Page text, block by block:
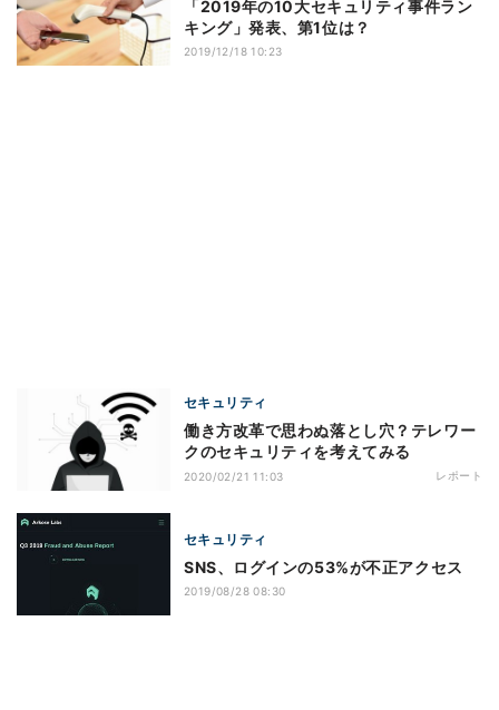
「2019年の10大セキュリティ事件ラン
キング」発表、第1位は？
2019/12/18 10:23
セキュリティ
働き方改革で思わぬ落とし穴？テレワー
クのセキュリティを考えてみる
2020/02/21 11:03 レポート
セキュリティ
SNS、ログインの53%が不正アクセス
2019/08/28 08:30